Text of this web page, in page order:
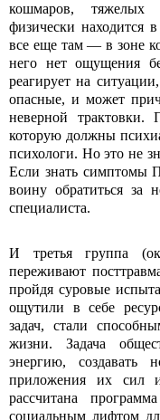
кошмаров, тяжелых
физически находится
все еще там — в зоне
него нет ощущения
реагирует на
опасные, и может
неверной трактовки.
которую должны
психологи. Но это не
Если знать симптомы
воину обратиться за
специалиста.
И третья группа
переживают
пройдя суровые
ощутили в себе
задач, стали
жизни. Задача
энергию, создавать
приложения их сил
рассчитана
социальным лифтом